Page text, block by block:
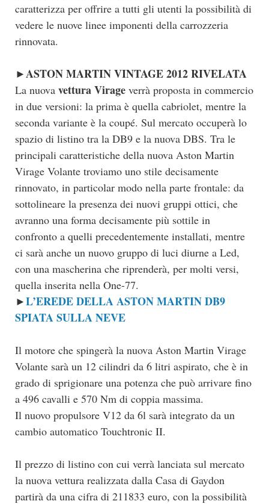
caratterizza per offrire a tutti gli utenti la possibilità di
vedere le nuove linee imponenti della carrozzeria
rinnovata.
►ASTON MARTIN VINTAGE 2012 RIVELATA
La nuova vettura Virage verrà proposta in commercio
in due versioni: la prima è quella cabriolet, mentre la
seconda variante è la coupé. Sul mercato occuperà lo
spazio di listino tra la DB9 e la nuova DBS. Tra le
principali caratteristiche della nuova Aston Martin
Virage Volante troviamo uno stile decisamente
rinnovato, in particolar modo nella parte frontale: da
sottolineare la presenza dei nuovi gruppi ottici, che
avranno una forma decisamente più sottile in
confronto a quelli precedentemente installati, mentre
ci sarà anche un nuovo gruppo di luci diurne a Led,
con una mascherina che riprenderà, per molti versi,
quella inserita nella One-77.
►L’EREDE DELLA ASTON MARTIN DB9
SPIATA SULLA NEVE
Il motore che spingerà la nuova Aston Martin Virage
Volante sarà un 12 cilindri da 6 litri aspirato, che è in
grado di sprigionare una potenza che può arrivare fino
a 496 cavalli e 570 Nm di coppia massima.
Il nuovo propulsore V12 da 6l sarà integrato da un
cambio automatico Touchtronic II.
Il prezzo di listino con cui verrà lanciata sul mercato
la nuova vettura realizzata dalla Casa di Gaydon
partirà da una cifra di 211833 euro, con la possibilità